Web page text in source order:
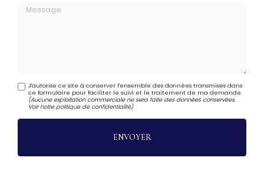
Message
J'autorise ce site à conserver l'ensemble des données transmises dans
ce formulaire pour faciliter le suivi et le traitement de ma demande.
(Aucune exploitation commerciale ne sera faite des données conservées.
Voir notrepolitique de confidentialité)